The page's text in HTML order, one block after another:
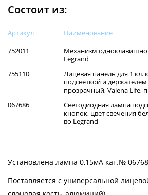
Состоит из:
Артикул
Наименованиe
752011
Механизм
Legrand
755110
Лицевая панель для 1 кл.
подсветкой и
прозрачный, Valena Life,
067686
Светодиодная лампа
кнопок, цвет свечения
во Legrand
Установлена лампа 0,15мА кат.№
Поставляется с универсальной